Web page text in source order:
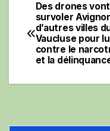
de
l’article
Des drones vont
survoler
d’autres villes
Vaucluse pour
contre le
et la